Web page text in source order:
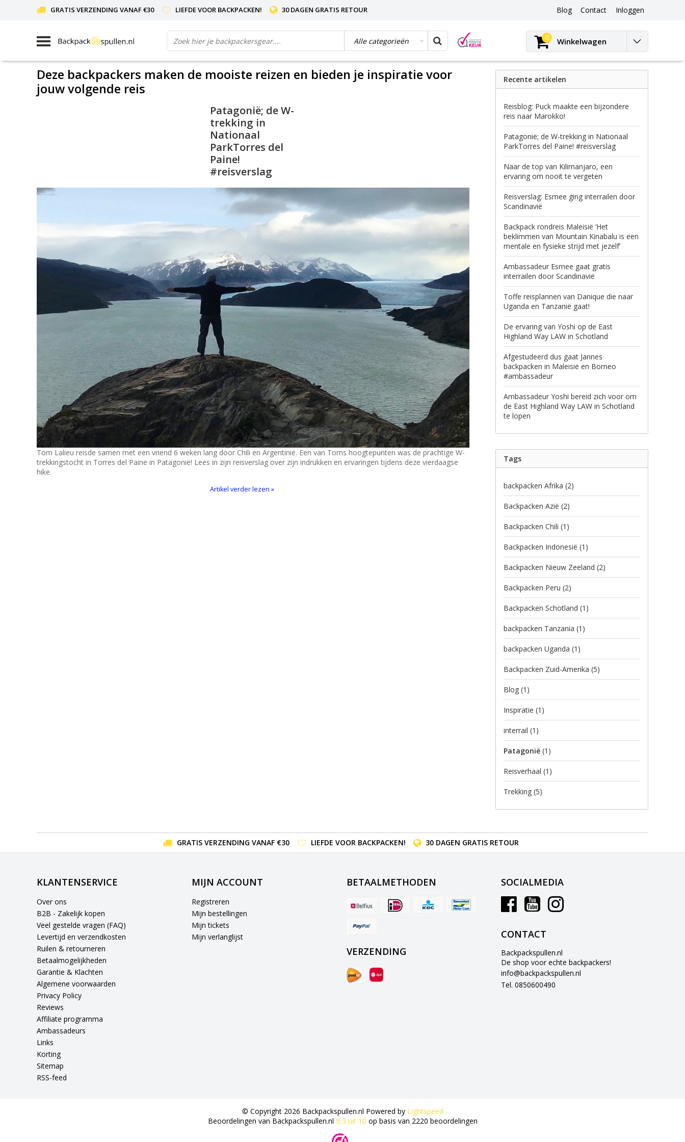
GRATIS VERZENDING VANAF €30 LIEFDE VOOR BACKPACKEN! 30 DAGEN GRATIS RETOUR Blog
Blog
Contact Inloggen
0 Winkelwagen
Deze backpackers maken de mooiste reizen en bieden je inspiratie voor
jouw volgende reis
Patagonië; de W-
trekking in
Nationaal
ParkTorres del
Paine!
#reisverslag
Tom Lalieu reisde samen met een vriend 6 weken lang door Chili en Argentinië. Een van Toms hoogtepunten was de prachtige W-
trekkingstocht in Torres del Paine in Patagonië! Lees in zijn reisverslag over zijn indrukken en ervaringen tijdens deze vierdaagse
hike.
Artikel verder lezen »
Recente artikelen
Reisblog: Puck maakte een bijzondere
reis naar Marokko!
Patagonië; de W-trekking in Nationaal
ParkTorres del Paine! #reisverslag
Naar de top van Kilimanjaro, een
ervaring om nooit te vergeten
Reisverslag: Esmee ging interrailen door
Scandinavië
Backpack rondreis Maleisië ‘Het
beklimmen van Mountain Kinabalu is een
mentale en fysieke strijd met jezelf’
Ambassadeur Esmee gaat gratis
interrailen door Scandinavië
Toffe reisplannen van Danique die naar
Uganda en Tanzanië gaat!
De ervaring van Yoshi op de East
Highland Way LAW in Schotland
Afgestudeerd dus gaat Jannes
backpacken in Maleisië en Borneo
#ambassadeur
Ambassadeur Yoshi bereid zich voor om
de East Highland Way LAW in Schotland
te lopen
Tags
backpacken Afrika (2)
Backpacken Azië (2)
Backpacken Chili (1)
Backpacken Indonesië (1)
Backpacken Nieuw Zeeland (2)
Backpacken Peru (2)
Backpacken Schotland (1)
backpacken Tanzania (1)
backpacken Uganda (1)
Backpacken Zuid-Amerika (5)
Blog (1)
Inspiratie (1)
interrail (1)
Patagonië (1)
Reisverhaal (1)
Trekking (5)
GRATIS VERZENDING VANAF €30 LIEFDE VOOR BACKPACKEN! 30 DAGEN GRATIS RETOUR
KLANTENSERVICE
Over ons
B2B - Zakelijk kopen
Veel gestelde vragen (FAQ)
Levertijd en verzendkosten
Ruilen & retourneren
Betaalmogelijkheden
Garantie & Klachten
Algemene voorwaarden
Privacy Policy
Reviews
Affiliate programma
Ambassadeurs
Links
Korting
Sitemap
RSS-feed
MIJN ACCOUNT
Registreren
Mijn bestellingen
Mijn tickets
Mijn verlanglijst
BETAALMETHODEN
VERZENDING
SOCIALMEDIA
CONTACT
Backpackspullen.nl
De shop voor echte backpackers!
info@backpackspullen.nl
Tel. 0850600490
© Copyright 2026 Backpackspullen.nl Powered by Lightspeed
Beoordelingen van Backpackspullen.nl 9,3 uit 10 op basis van 2220 beoordelingen